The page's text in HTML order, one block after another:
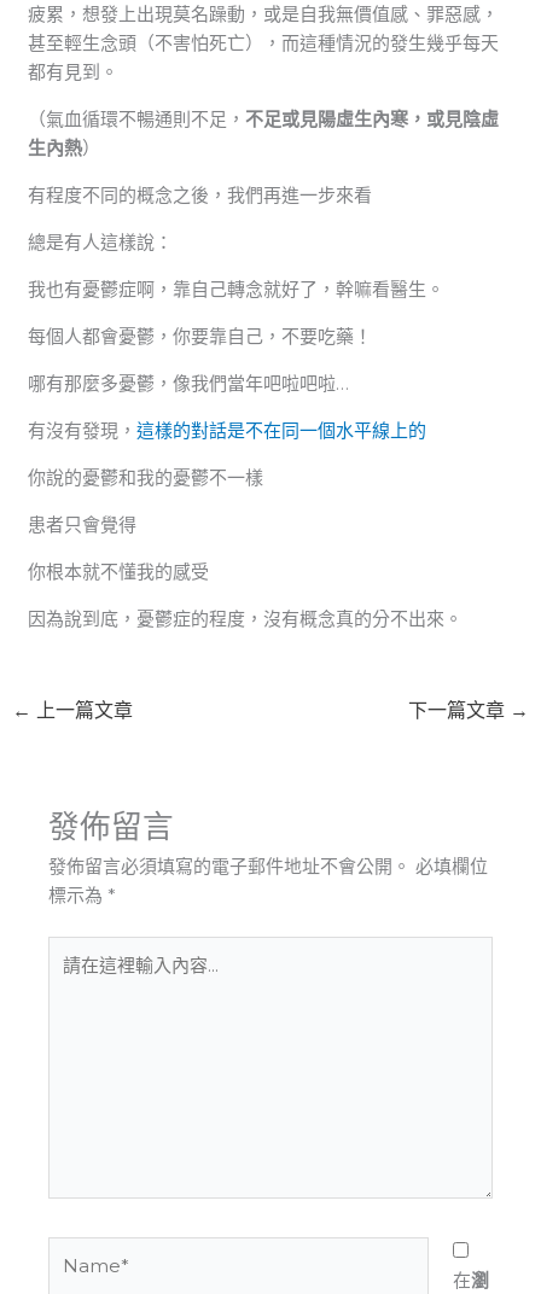
疲累，想發上出現莫名躁動，或是自我無價值感、罪惡感，
甚至輕生念頭（不害怕死亡），而這種情況的發生幾乎每天
都有見到。
（氣血循環不暢通則不足， 不足或見陽虛生內寒，或見陰虛
生內熱）
有程度不同的概念之後，我們再進一步來看
總是有人這樣說：
我也有憂鬱症啊，靠自己轉念就好了，幹嘛看醫生。
每個人都會憂鬱，你要靠自己，不要吃藥！
哪有那麼多憂鬱，像我們當年吧啦吧啦…
有沒有發現，這樣的對話是不在同一個水平線上的
你說的憂鬱和我的憂鬱不一樣
患者只會覺得
你根本就不懂我的感受
因為說到底，憂鬱症的程度，沒有概念真的分不出來。
← 上一篇文章 下一篇文章 →
發佈留言
發佈留言必須填寫的電子郵件地址不會公開。 必填欄位
標示為 *
在
在瀏